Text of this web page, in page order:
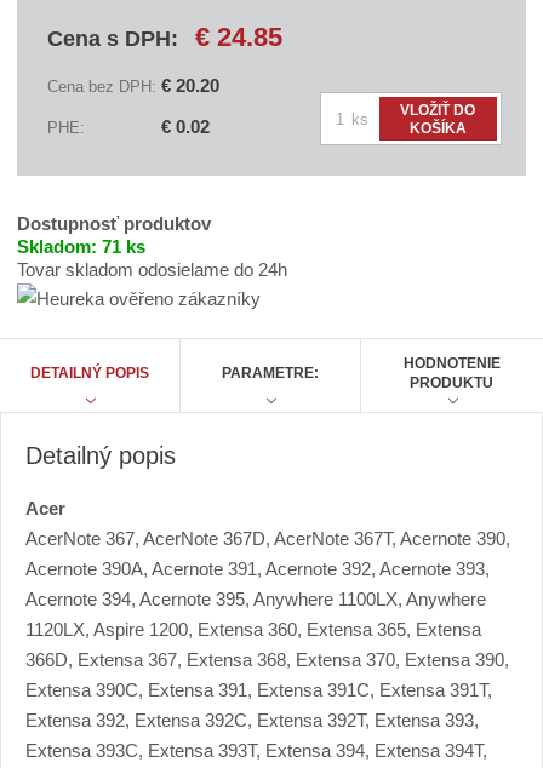
C
C
A
A
0
6
Cena s DPH: € 24.85
Cena bez DPH: € 20.20
PHE: € 0.02 ks
VLOŽIŤ DO
KOŠÍKA
Dostupnosť produktov
Skladom: 71 ks
Tovar skladom odosielame do 24h
DETAILNÝ POPIS PARAMETRE:
HODNOTENIE
PRODUKTU
Detailný popis
Acer
AcerNote 367, AcerNote 367D, AcerNote 367T, Acernote 390,
Acernote 390A, Acernote 391, Acernote 392, Acernote 393,
Acernote 394, Acernote 395, Anywhere 1100LX, Anywhere
1120LX, Aspire 1200, Extensa 360, Extensa 365, Extensa
366D, Extensa 367, Extensa 368, Extensa 370, Extensa 390,
Extensa 390C, Extensa 391, Extensa 391C, Extensa 391T,
Extensa 392, Extensa 392C, Extensa 392T, Extensa 393,
Extensa 393C, Extensa 393T, Extensa 394, Extensa 394T,